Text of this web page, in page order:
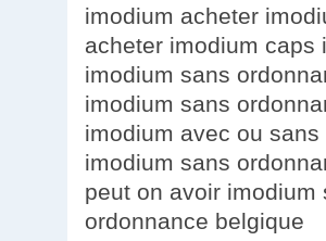
imodium acheter
acheter imodium caps
imodium sans
imodium sans
imodium avec ou
imodium sans
peut on avoir
ordonnance belgique